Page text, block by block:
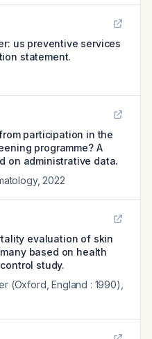
us preventive services
statement.
participation in the
programme? A
on administrative data.
, 2022
evaluation of skin
based on health
study.
(Oxford, England : 1990)